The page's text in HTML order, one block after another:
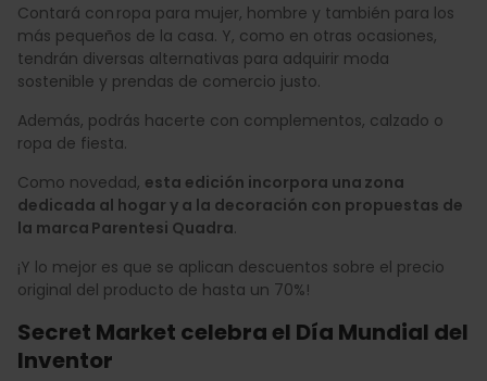
Contará con ropa para mujer, hombre y también para los
más pequeños de la casa. Y, como en otras ocasiones,
tendrán diversas alternativas para adquirir moda
sostenible y prendas de comercio justo.
Además, podrás hacerte con complementos, calzado o
ropa de fiesta.
Como novedad, esta edición incorpora una zona
dedicada al hogar y a la decoración con propuestas de
la marca Parentesi Quadra.
¡Y lo mejor es que se aplican descuentos sobre el precio
original del producto de hasta un 70%!
Secret Market celebra el Día Mundial del
Inventor